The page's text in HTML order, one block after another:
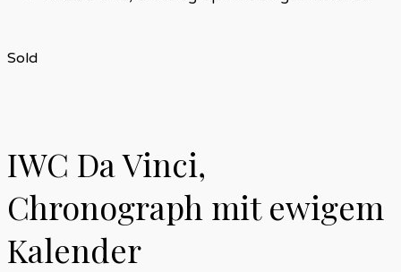
Sold
IWC Da Vinci,
Chronograph mit ewigem
Kalender